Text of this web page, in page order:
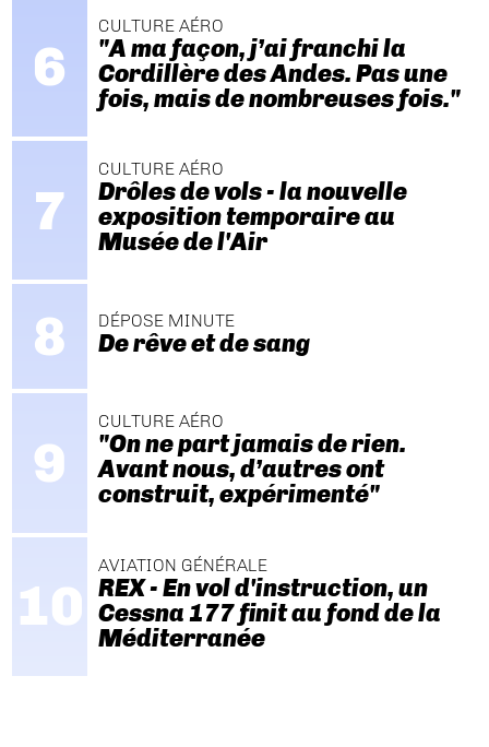
CULTURE AÉRO
"A ma façon, j’ai franchi la
Cordillère des Andes. Pas une
fois, mais de nombreuses fois."
CULTURE AÉRO
Drôles de vols - la nouvelle
exposition temporaire au
Musée de l'Air
DÉPOSE MINUTE
De rêve et de sang
CULTURE AÉRO
"On ne part jamais de rien.
Avant nous, d’autres ont
construit, expérimenté"
AVIATION GÉNÉRALE
REX - En vol d'instruction, un
Cessna 177 finit au fond de la
Méditerranée